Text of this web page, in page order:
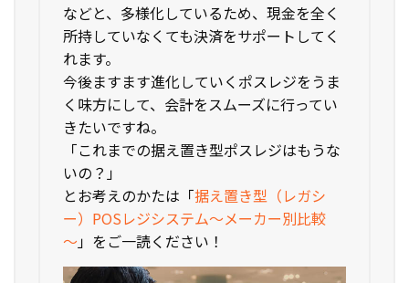
などと、多様化しているため、現金を全く
所持していなくても決済をサポートしてく
れます。
今後ますます進化していくポスレジをうま
く味方にして、会計をスムーズに行ってい
きたいですね。
「これまでの据え置き型ポスレジはもうな
いの？」
とお考えのかたは「据え置き型（レガシ
ー）POSレジシステム～メーカー別比較
～ 」をご一読ください！